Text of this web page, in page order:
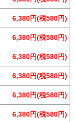
6,380円(税580円)
6,380円(税580円)
6,380円(税580円)
6,380円(税580円)
6,380円(税580円)
6,380円(税580円)